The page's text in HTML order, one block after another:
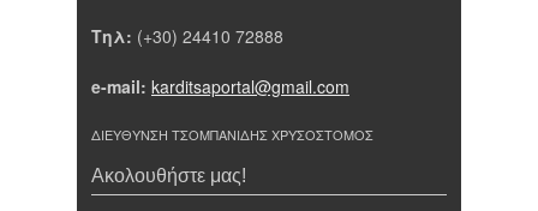
Τηλ: (+30) 24410 72888
e-mail: karditsaportal@gmail.com
ΔΙΕΥΘΥΝΣΗ ΤΣΟΜΠΑΝΙΔΗΣ ΧΡΥΣΟΣΤΟΜΟΣ
Ακολουθήστε μας!